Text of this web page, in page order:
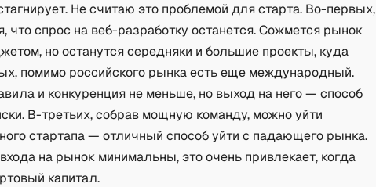
Не считаю это проблемой для старта. Во-первых,
что спрос на веб-разработку останется. Сожмется рынок
но останутся середняки и большие проекты, куда
помимо российского рынка есть еще международный.
и конкуренция не меньше, но выход на него — способ
В-третьих, собрав мощную команду, можно уйти
стартапа — отличный способ уйти с падающего рынка.
на рынок минимальны, это очень привлекает, когда
капитал.